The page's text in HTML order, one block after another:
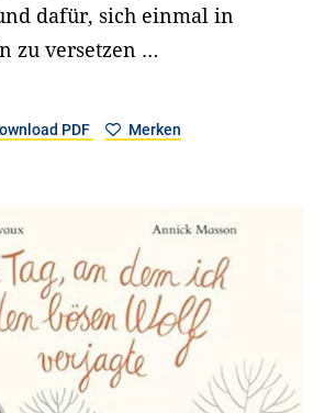
dafür, sich einmal in
zu versetzen …
PDF Merken